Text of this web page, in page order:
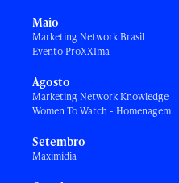
Maio
Marketing Network Brasil
Evento ProXXIma
Agosto
Marketing Network Knowledge
Women To Watch - Homenagem
Setembro
Maximídia